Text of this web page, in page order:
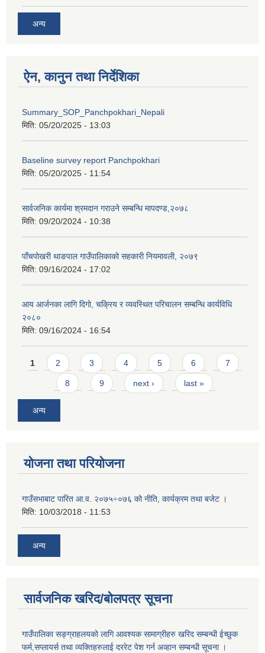
अन्य
ऐन, कानुन तथा निर्देशिका
Summary_SOP_Panchpokhari_Nepali
मिति: 05/20/2025 - 13:03
Baseline survey report Panchpokhari
मिति: 05/20/2025 - 11:54
सार्वजनिक कार्यमा श्रमदान गराउने सम्बन्धि मापदण्ड,२०७८
मिति: 09/20/2024 - 10:38
पाँचपोखरी थाङपाल गाउँपालिकाको सहकारी नियमावली, २०७९
मिति: 09/16/2024 - 17:02
आय आर्जनका लागि दिगो, चक्रिय र व्यवस्थित परिचालन सम्बन्धि कार्यविधि
२०८०
मिति: 09/16/2024 - 16:54
Pages
1 2 3 4 5 6 7
8 9 next › last »
अन्य
योजना तथा परियोजना
गाउँसभाबाट पारित आ.व. २०७५÷०७६ को नीति, कार्यक्रम तथा बजेट ।
मिति: 10/03/2018 - 11:53
अन्य
सार्वजनिक खरिद/बोलपत्र सूचना
गाउँपालिका सङ्ग्राहलयको लागि आवश्यक सामाग्रीहरु खरिद सम्बन्धी ईच्छुक
फर्म,सप्लायर्स तथा व्यक्तिहरुलाई दररेट पेश गर्न अव्हान सम्बन्धी सूचना ।